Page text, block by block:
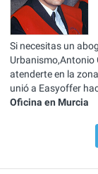
Si necesitas un
Urbanismo,Antonio
atenderte en la
unió a Easyoffer
Oficina en Murcia